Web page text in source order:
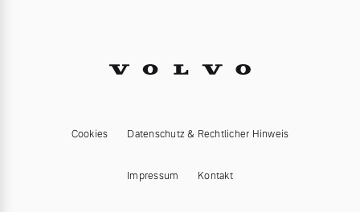
Cookies Datenschutz & Rechtlicher Hinweis
Impressum Kontakt